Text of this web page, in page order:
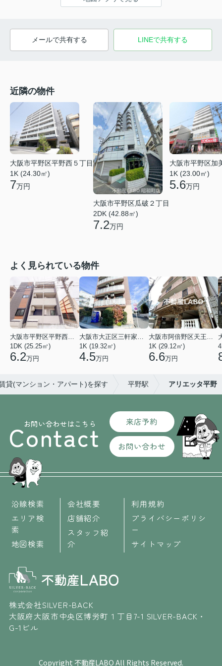
メールで共有する LINEで共有する
近隣の物件
大阪市平野区平野西５丁目
1K (24.30㎡)
7万円
大阪市平野区瓜破２丁目
2DK (42.88㎡)
7.2万円
大阪市平野区加
1K (23.00㎡)
5.6万円
よく見られている物件
大阪市平野区平野西３丁目
1DK (25.25㎡)
6.2万円
大阪市大正区三軒家東４丁目
1K (19.32㎡)
4.5万円
大阪市阿倍野区天王寺町南２丁目
1K (29.12㎡)
6.6万円
貸(マンション・アパート)を探す 平野駅 アリエッタ平野
お問い合わせはこちら
Contact 来店予約
お問い合わせ
沿線検索
エリア検
索
地図検索
会社概要
店舗紹介
スタッフ紹
介
利用規約
プライバシーポリシ
ー
サイトマップ
株式会社SILVER-BACK
大阪府大阪市中央区博労町１丁目7-1 SILVER-BACK・
G-1ビル
Copyright 不動産LABO All Rights Reserved.